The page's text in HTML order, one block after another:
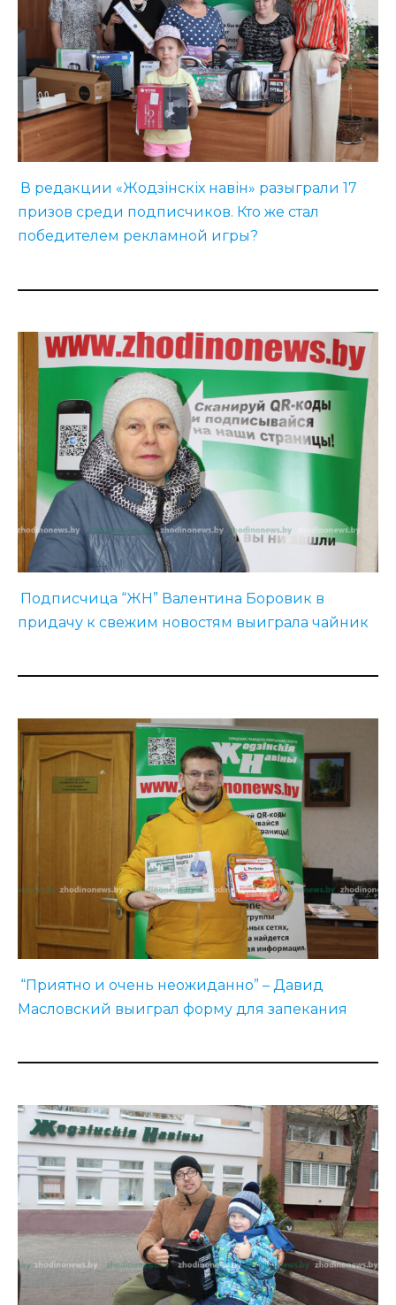
В редакции «Жодзінскіх навін» разыграли 17
призов среди подписчиков. Кто же стал
победителем рекламной игры?
Подписчица “ЖН” Валентина Боровик в
придачу к свежим новостям выиграла чайник
“Приятно и очень неожиданно” – Давид
Масловский выиграл форму для запекания